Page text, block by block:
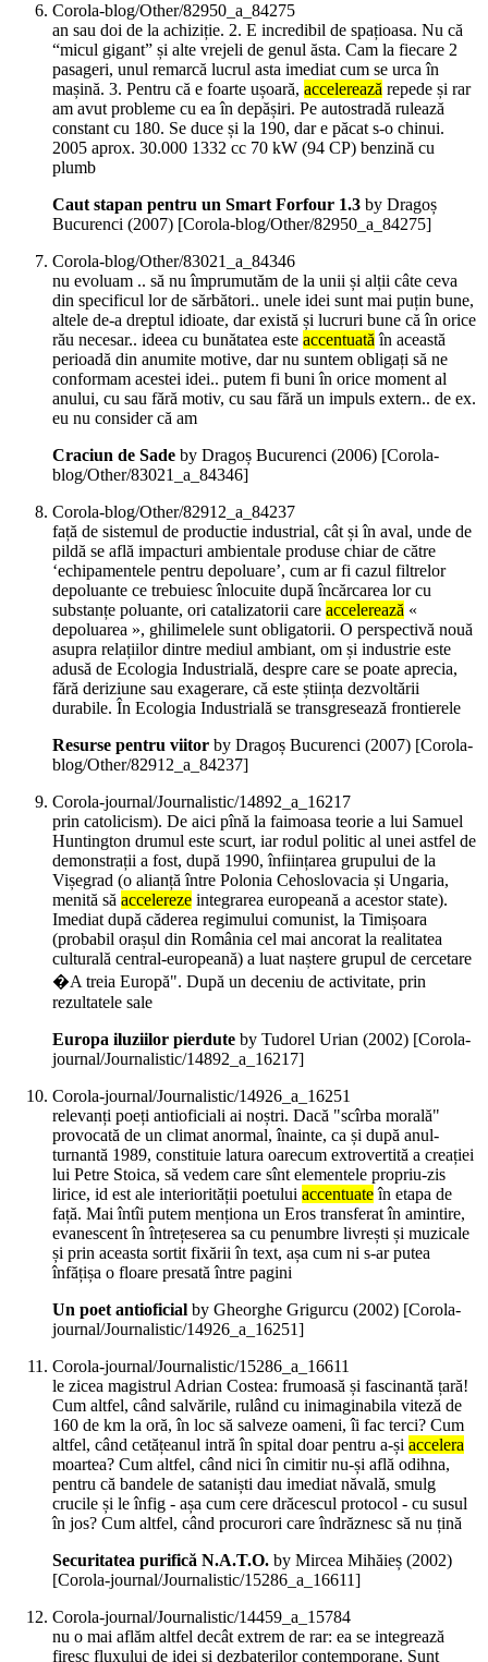
Corola-blog/Other/82950_a_84275
an sau doi de la achiziție. 2. E incredibil de spațioasa. Nu că
“micul gigant” și alte vrejeli de genul ăsta. Cam la fiecare 2
pasageri, unul remarcă lucrul asta imediat cum se urca în
mașină. 3. Pentru că e foarte ușoară, accelerează repede și rar
am avut probleme cu ea în depășiri. Pe autostradă rulează
constant cu 180. Se duce și la 190, dar e păcat s-o chinui.
2005 aprox. 30.000 1332 cc 70 kW (94 CP) benzină cu
plumb
Caut stapan pentru un Smart Forfour 1.3 by Dragoș
Bucurenci (2007) [Corola-blog/Other/82950_a_84275]
Corola-blog/Other/83021_a_84346
nu evoluam .. să nu împrumutăm de la unii și alții câte ceva
din specificul lor de sărbători.. unele idei sunt mai puțin bune,
altele de-a dreptul idioate, dar există și lucruri bune că în orice
rău necesar.. ideea cu bunătatea este accentuatăîn această
perioadă din anumite motive, dar nu suntem obligați să ne
conformam acestei idei.. putem fi buni în orice moment al
anului, cu sau fără motiv, cu sau fără un impuls extern.. de ex.
eu nu consider că am
Craciun de Sade by Dragoș Bucurenci (2006) [Corola-
blog/Other/83021_a_84346]
Corola-blog/Other/82912_a_84237
față de sistemul de productie industrial, cât și în aval, unde de
pildă se află impacturi ambientale produse chiar de către
‘echipamentele pentru depoluare’, cum ar fi cazul filtrelor
depoluante ce trebuiesc înlocuite după încărcarea lor cu
substanțe poluante, ori catalizatorii care accelerează «
depoluarea », ghilimelele sunt obligatorii. O perspectivă nouă
asupra relațiilor dintre mediul ambiant, om și industrie este
adusă de Ecologia Industrială, despre care se poate aprecia,
fără deriziune sau exagerare, că este știința dezvoltării
durabile. În Ecologia Industrială se transgresează frontierele
Resurse pentru viitor by Dragoș Bucurenci (2007) [Corola-
blog/Other/82912_a_84237]
Corola-journal/Journalistic/14892_a_16217
prin catolicism). De aici pînă la faimoasa teorie a lui Samuel
Huntington drumul este scurt, iar rodul politic al unei astfel de
demonstrații a fost, după 1990, înființarea grupului de la
Vișegrad (o alianță între Polonia Cehoslovacia și Ungaria,
menită să accelereze integrarea europeană a acestor state).
Imediat după căderea regimului comunist, la Timișoara
(probabil orașul din România cel mai ancorat la realitatea
culturală central-europeană) a luat naștere grupul de cercetare
�A treia Europă". După un deceniu de activitate, prin
rezultatele sale
Europa iluziilor pierdute by Tudorel Urian (2002) [Corola-
journal/Journalistic/14892_a_16217]
Corola-journal/Journalistic/14926_a_16251
relevanți poeți antioficiali ai noștri. Dacă "scîrba morală"
provocată de un climat anormal, înainte, ca și după anul-
turnantă 1989, constituie latura oarecum extrovertită a creației
lui Petre Stoica, să vedem care sînt elementele propriu-zis
lirice, id est ale interiorității poetului accentuateîn etapa de
față. Mai întîi putem menționa un Eros transferat în amintire,
evanescent în întrețeserea sa cu penumbre livrești și muzicale
și prin aceasta sortit fixării în text, așa cum ni s-ar putea
înfățișa o floare presată între pagini
Un poet antioficial by Gheorghe Grigurcu (2002) [Corola-
journal/Journalistic/14926_a_16251]
Corola-journal/Journalistic/15286_a_16611
le zicea magistrul Adrian Costea: frumoasă și fascinantă țară!
Cum altfel, când salvările, rulând cu inimaginabila viteză de
160 de km la oră, în loc să salveze oameni, îi fac terci? Cum
altfel, când cetățeanul intră în spital doar pentru a-și accelera
moartea? Cum altfel, când nici în cimitir nu-și află odihna,
pentru că bandele de sataniști dau imediat năvală, smulg
crucile și le înfig - așa cum cere drăcescul protocol - cu susul
în jos? Cum altfel, când procurori care îndrăznesc să nu țină
Securitatea purifică N.A.T.O. by Mircea Mihăieș (2002)
[Corola-journal/Journalistic/15286_a_16611]
Corola-journal/Journalistic/14459_a_15784
nu o mai aflăm altfel decât extrem de rar: ea se integrează
firesc fluxului de idei și dezbaterilor contemporane. Sunt